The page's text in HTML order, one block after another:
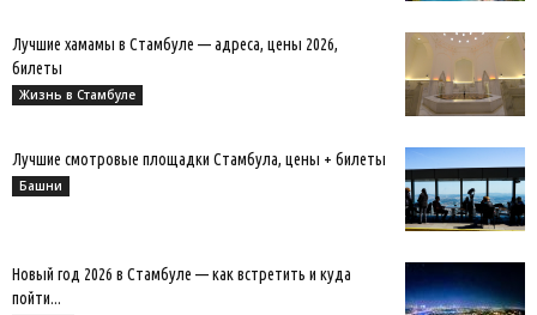
Лучшие хамамы в Стамбуле — адреса, цены 2026,
билеты
Жизнь в Стамбуле
Лучшие смотровые площадки Стамбула, цены + билеты
Башни
Новый год 2026 в Стамбуле — как встретить и куда
пойти...